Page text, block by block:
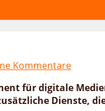
Kommentare
für digitale
Dienste,